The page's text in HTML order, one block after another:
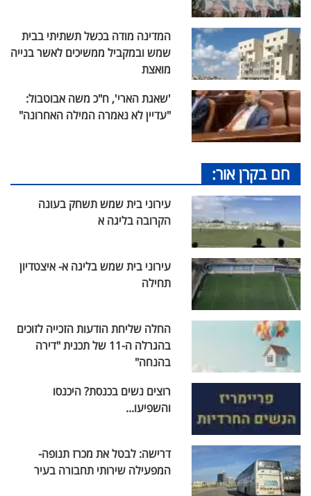
המדינה מודה בכשל תשתיתי בבית
שמש ובמקביל ממשיכים לאשר בנייה
מואצת
'שאגת הארי', ח"כ משה אבוטבול:
"עדיין לא נאמרה המילה האחרונה"
חם בקרן אור:
עירוני בית שמש תשחק בעונה
הקרובה בליגה א
עירוני בית שמש בליגה א- איצטדיון
תחילה
החלה שליחת הודעות הזכייה לזוכים
בהגרלה ה-11 של תכנית "דירה
בהנחה"
רוצים נשים בכנסת? היכנסו
והשפיעו...
דרישה: לבטל את מכרז תנופה-
המפעילה שירותי תחבורה בעיר